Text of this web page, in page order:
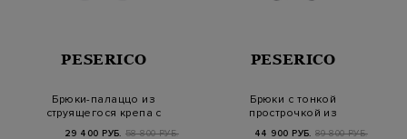
PESERICO
Брюки-палаццо из
струящегося крепа с
29 400 РУБ. 58 800 РУБ.
PESERICO
Брюки с тонкой
прострочкой из
44 900 РУБ. 89 800 РУБ.